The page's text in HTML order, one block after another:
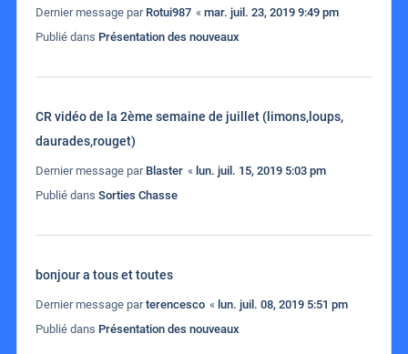
Dernier message par Rotui987 « mar. juil. 23, 2019 9:49 pm
Publié dans Présentation des nouveaux
CR vidéo de la 2ème semaine de juillet (limons,loups,
daurades,rouget)
Dernier message par Blaster « lun. juil. 15, 2019 5:03 pm
Publié dans Sorties Chasse
bonjour a tous et toutes
Dernier message parterencesco « lun. juil. 08, 2019 5:51 pm
Publié dans Présentation des nouveaux